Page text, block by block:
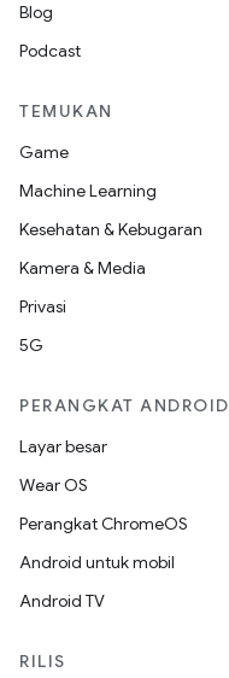
Blog
Podcast
TEMUKAN
Game
Machine Learning
Kesehatan & Kebugaran
Kamera & Media
Privasi
5G
PERANGKAT ANDROID
Layar besar
Wear OS
Perangkat ChromeOS
Android untuk mobil
Android TV
RILIS